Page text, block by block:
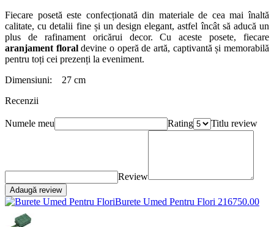
Fiecare posetă este confecționată din materiale de cea mai înaltă
calitate, cu detalii fine și un design elegant, astfel încât să aducă un
plus de rafinament oricărui decor. Cu aceste posete, fiecare
aranjament floraldevine o operă de artă, captivantă și memorabilă
pentru toți cei prezenți la eveniment.
Dimensiuni: 27 cm
Recenzii
Numele meu Rating Titlu review
Review
Adaugă review
Burete Umed Pentru Flori 216750.00